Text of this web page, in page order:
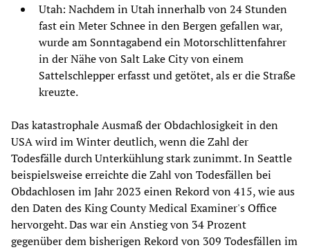
Utah: Nachdem in Utah innerhalb von 24 Stunden
fast ein Meter Schnee in den Bergen gefallen war,
wurde am Sonntagabend ein Motorschlittenfahrer
in der Nähe von Salt Lake City von einem
Sattelschlepper erfasst und getötet, als er die Straße
kreuzte.
Das katastrophale Ausmaß der Obdachlosigkeit in den
USA wird im Winter deutlich, wenn die Zahl der
Todesfälle durch Unterkühlung stark zunimmt. In Seattle
beispielsweise erreichte die Zahl von Todesfällen bei
Obdachlosen im Jahr 2023 einen Rekord von 415, wie aus
den Daten des King County Medical Examiner's Office
hervorgeht. Das war ein Anstieg von 34 Prozent
gegenüber dem bisherigen Rekord von 309 Todesfällen im